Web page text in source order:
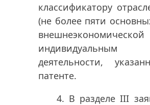
классификатору
(не более пяти
индивидуальным
деятельности,
патенте.
4. В разделе III